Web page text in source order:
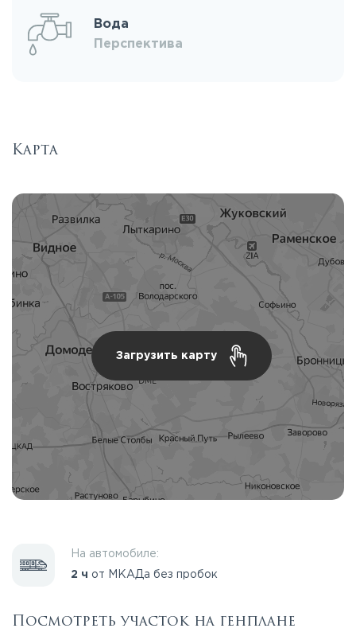
Вода
Перспектива
Карта
Загрузить карту
На автомобиле:
2 ч от МКАДа без пробок
Посмотреть участок на генплане